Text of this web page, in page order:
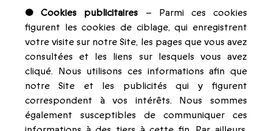
• Cookies publicitaires – Parmi ces cookies
figurent les cookies de ciblage, qui enregistrent
votre visite sur notre Site, les pages que vous avez
consultées et les liens sur lesquels vous avez
cliqué. Nous utilisons ces informations afin que
notre Site et les publicités qui y figurent
correspondent à vos intérêts. Nous sommes
également susceptibles de communiquer ces